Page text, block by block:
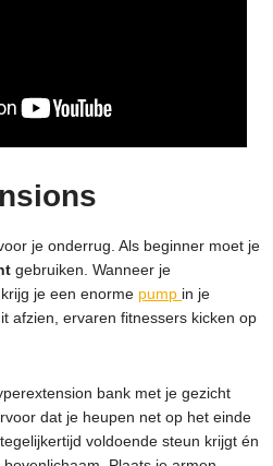
je onderrug. Als beginner moet je
gebruiken. Wanneer je
je een enorme pump in je
afzien, ervaren fitnessers kicken op
bank met je gezicht
dat je heupen net op het einde
voldoende steun krijgt én